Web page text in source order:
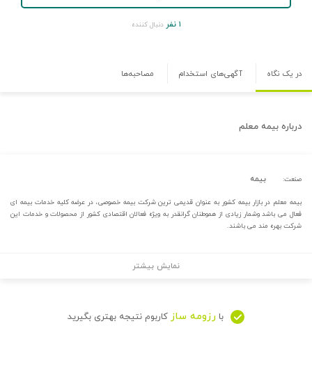
۱ نفر دنبال کننده
در یک نگاه آگهی‌های استخدام مصاحبه‌ها
درباره بیمه معلم
صنعت: بیمه
بیمه معلم در بازار بیمه کشور به عنوان قدیمی ترین شرکت بیمه خصوصی، در عرضه کلیه خدمات بیمه ای
فعال می باشد وشمار زیادی از هموطنان گرانقدر به ویژه فعالان اقتصادی کشور از محصولات و خدمات این
شرکت بهره مند می باشند.
نمایش بیشتر
با رزومه ساز کاربوم نتیجه بهتری بگیرید